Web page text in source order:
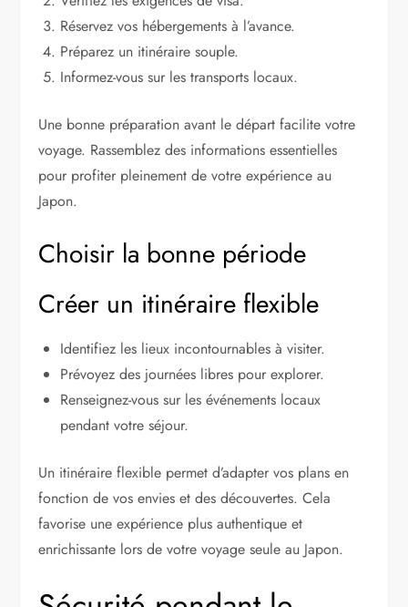
Réservez vos hébergements à l’avance.
Préparez un itinéraire souple.
Informez-vous sur les transports locaux.
Une bonne préparation avant le départ facilite votre
voyage. Rassemblez des informations essentielles
pour profiter pleinement de votre expérience au
Japon.
Choisir la bonne période
Créer un itinéraire flexible
Identifiez les lieux incontournables à visiter.
Prévoyez des journées libres pour explorer.
Renseignez-vous sur les événements locaux
pendant votre séjour.
Un itinéraire flexible permet d’adapter vos plans en
fonction de vos envies et des découvertes. Cela
favorise une expérience plus authentique et
enrichissante lors de votre voyage seule au Japon.